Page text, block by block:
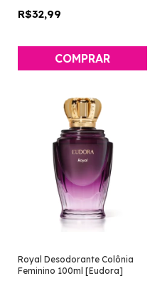
R$32,99
Royal Desodorante Colônia
Feminino 100ml [Eudora]